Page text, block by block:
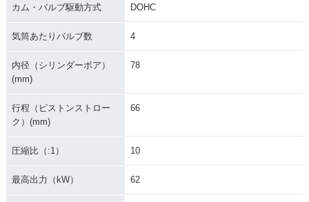
カム・バルブ駆動方式 DOHC
気筒あたりバルブ数 4
内径（シリンダーボア）
(mm)
78
行程（ピストンストロー
ク）(mm)
66
圧縮比（:1） 10
最高出力（kW） 62